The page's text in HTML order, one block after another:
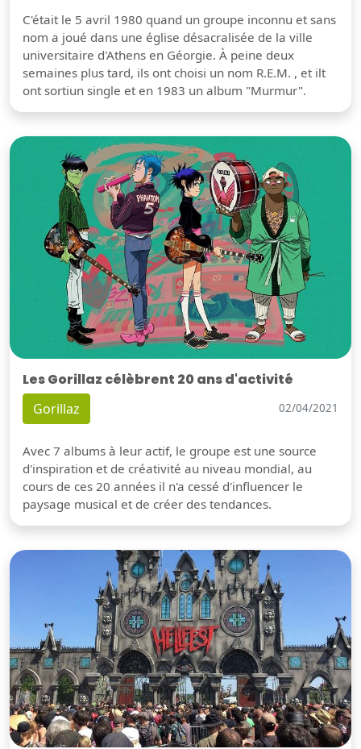
C'était le 5 avril 1980 quand un groupe inconnu et sans
nom a joué dans une église désacralisée de la ville
universitaire d'Athens en Géorgie. À peine deux
semaines plus tard, ils ont choisi un nom R.E.M. , et ilt
ont sortiun single et en 1983 un album "Murmur".
Les Gorillaz célèbrent 20 ans d'activité
Gorillaz 02/04/2021
Avec 7 albums à leur actif, le groupe est une source
d'inspiration et de créativité au niveau mondial, au
cours de ces 20 années il n'a cessé d'influencer le
paysage musical et de créer des tendances.